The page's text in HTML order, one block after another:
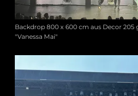
Backdrop 800 x 600 cm aus Decor 205
"Vanessa Mai"